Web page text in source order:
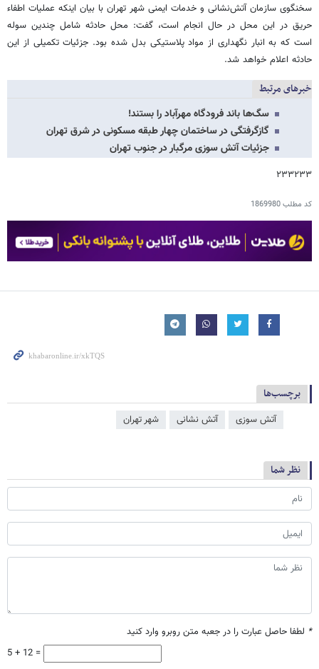
سخنگوی سازمان آتش‌نشانی و خدمات ایمنی شهر تهران با بیان اینکه عملیات اطفاء
حریق در این محل در حال انجام است، گفت: محل حادثه شامل چندین سوله
است که به انبار نگهداری از مواد پلاستیکی بدل شده بود. جزئیات تکمیلی از این
حادثه اعلام خواهد شد.
خبرهای مرتبط
سگ‌ها باند فرودگاه مهرآباد را بستند!
گازگرفتگی در ساختمان چهار طبقه مسکونی در شرق تهران
جزئیات آتش سوزی مرگبار در جنوب تهران
۲۳۳۲۳۳
کد مطلب1869980
برچسب‌ها
آتش سوزی آتش‌ نشانی شهر تهران
نظر شما
* لطفا حاصل عبارت را در جعبه متن روبرو وارد کنید
5 + 12 =